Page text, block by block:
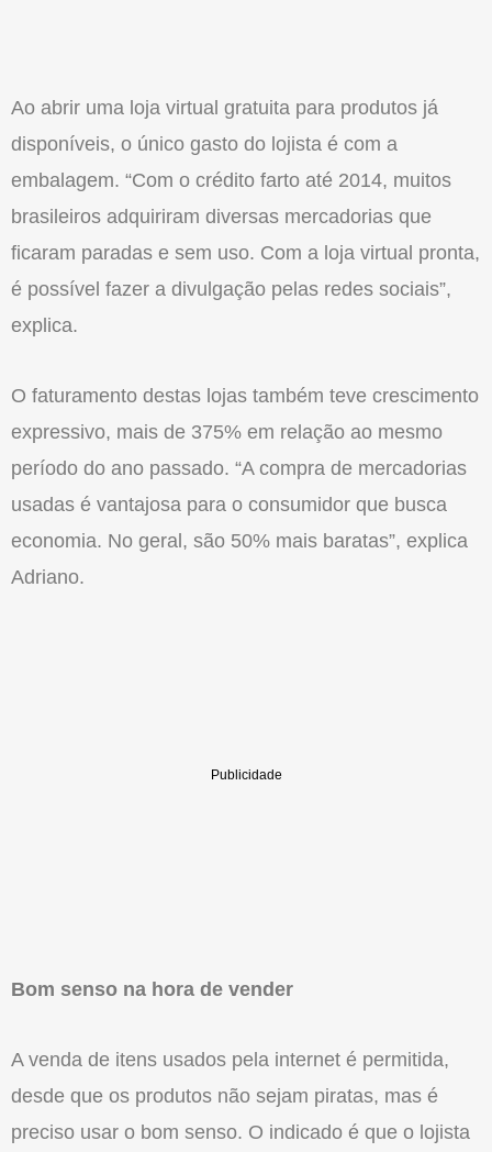
Ao abrir uma loja virtual gratuita para produtos já
disponíveis, o único gasto do lojista é com a
embalagem. “Com o crédito farto até 2014, muitos
brasileiros adquiriram diversas mercadorias que
ficaram paradas e sem uso. Com a loja virtual pronta,
é possível fazer a divulgação pelas redes sociais”,
explica.
O faturamento destas lojas também teve crescimento
expressivo, mais de 375% em relação ao mesmo
período do ano passado. “A compra de mercadorias
usadas é vantajosa para o consumidor que busca
economia. No geral, são 50% mais baratas”, explica
Adriano.
Bom senso na hora de vender
A venda de itens usados pela internet é permitida,
desde que os produtos não sejam piratas, mas é
preciso usar o bom senso. O indicado é que o lojista